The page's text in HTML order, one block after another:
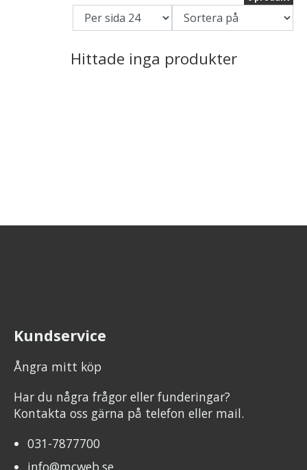
Hittade inga produkter
Kundservice
Ångra mitt köp
Har du några frågor eller funderingar?
Kontakta oss gärna på telefon eller mail.
031-7877700
info@mcweb.se